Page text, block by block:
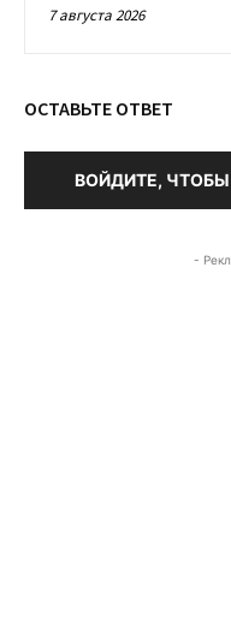
7 августа 2026
ОСТАВЬТЕ ОТВЕТ
ВОЙДИТЕ,
-